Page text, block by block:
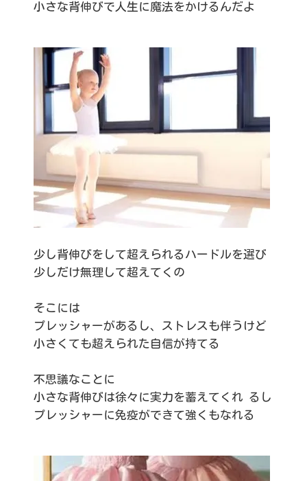
小さな背伸びで人生に魔法をかけるんだよ
少し背伸びをして超えられるハードルを選び
少しだけ無理して超えてくの
そこには
プレッシャーがあるし、ストレスも伴うけど
小さくても超えられた自信が持てる
不思議なことに
小さな背伸びは徐々に実力を蓄えてくれ るし
プレッシャーに免疫ができて強くもなれる